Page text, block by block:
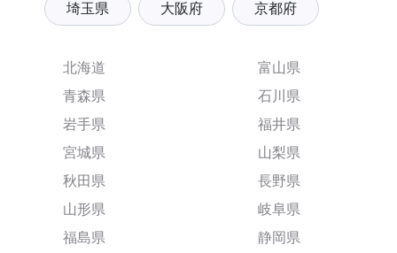
埼玉県 大阪府 京都府
北海道
青森県
岩手県
宮城県
秋田県
山形県
福島県
富山県
石川県
福井県
山梨県
長野県
岐阜県
静岡県